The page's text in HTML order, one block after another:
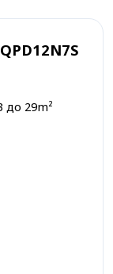
29m²